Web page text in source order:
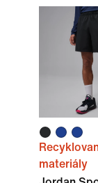
materiály